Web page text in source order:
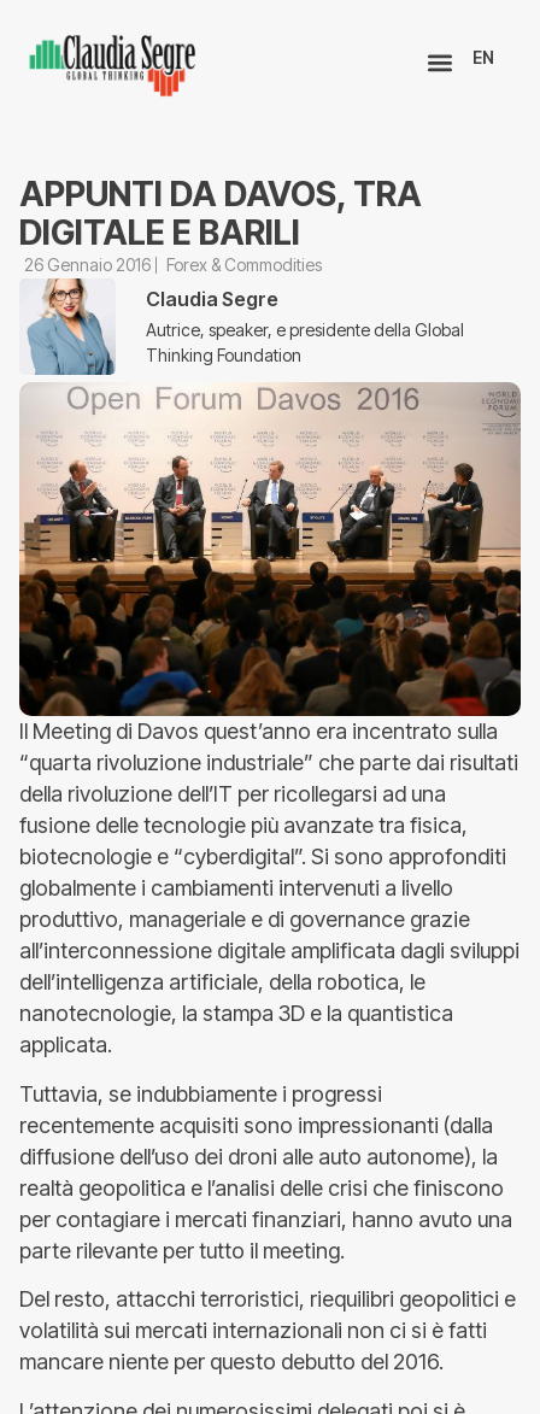
EN
APPUNTI DA DAVOS, TRA
DIGITALE E BARILI
26 Gennaio 2016 Forex & Commodities
Claudia Segre
Autrice, speaker, e presidente della Global
Thinking Foundation
Il Meeting di Davos quest’anno era incentrato sulla
“quarta rivoluzione industriale” che parte dai risultati
della rivoluzione dell’IT per ricollegarsi ad una
fusione delle tecnologie più avanzate tra fisica,
biotecnologie e “cyberdigital”. Si sono approfonditi
globalmente i cambiamenti intervenuti a livello
produttivo, manageriale e di governance grazie
all’interconnessione digitale amplificata dagli sviluppi
dell’intelligenza artificiale, della robotica, le
nanotecnologie, la stampa 3D e la quantistica
applicata.
Tuttavia, se indubbiamente i progressi
recentemente acquisiti sono impressionanti (dalla
diffusione dell’uso dei droni alle auto autonome), la
realtà geopolitica e l’analisi delle crisi che finiscono
per contagiare i mercati finanziari, hanno avuto una
parte rilevante per tutto il meeting.
Del resto, attacchi terroristici, riequilibri geopolitici e
volatilità sui mercati internazionali non ci si è fatti
mancare niente per questo debutto del 2016.